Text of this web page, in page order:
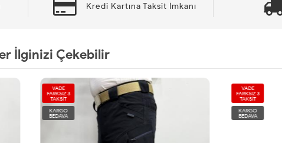
Kredi Kartına Taksit İmkanı
İlginizi Çekebilir
VADE
FARKSIZ 3
TAKSİT
KARGO
BEDAVA
VADE
FARKSIZ 3
TAKSİT
KARGO
BEDAVA